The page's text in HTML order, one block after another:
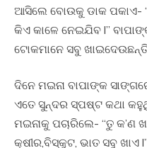
ଆସିଲେ ବୋଉକୁ ଡାକ ପକାଏ-
କିଏ କାଳେ ନେଇଯିବ l”
ଟୋକମାନେ ସବୁ
ଦିନେ ମଇନା ବାପାଙ୍କ
ଏତେ ସୁନ୍ଦର ସ୍ପଷ୍ଟ କଥା
ମଇନାକୁ ପଚାରିଲେ- “ତୁ କ’ଣ
କ୍ଷୀର,ବିସ୍କୁଟ, ଭାତ ସବୁ ଖାଏ